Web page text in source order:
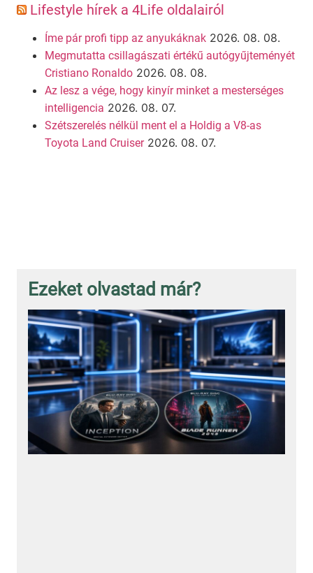
Lifestyle hírek a 4Life oldalairól
Íme pár profi tipp az anyukáknak 2026. 08. 08.
Megmutatta csillagászati értékű autógyűjteményét
Cristiano Ronaldo 2026. 08. 08.
Az lesz a vége, hogy kinyír minket a mesterséges
intelligencia 2026. 08. 07.
Szétszerelés nélkül ment el a Holdig a V8-as
Toyota Land Cruiser 2026. 08. 07.
Ezeket olvastad már?